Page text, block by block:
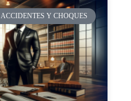
ACCIDENTES Y CHOQUES